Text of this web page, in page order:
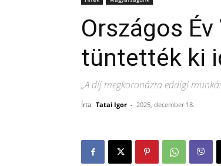
Országos
tüntették ki
„A díj megkoronázta eddigi
Írta: Tatai Igor - 2025, december 18.